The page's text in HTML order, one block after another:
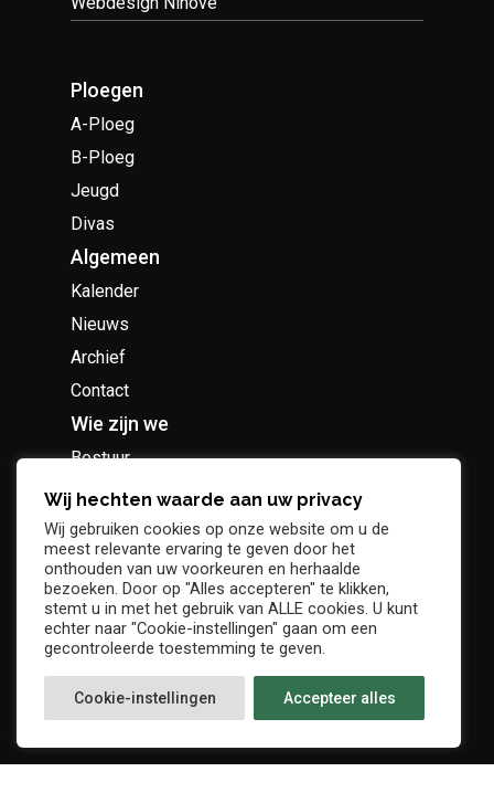
Ploegen
A-Ploeg
B-Ploeg
Jeugd
Divas
Algemeen
Kalender
Nieuws
Archief
Contact
Wie zijn we
Bestuur
Geschiedenis
Supportersclub
Socio Business Club
Wij hechten waarde aan uw privacy
Wij gebruiken cookies op onze website om u de
meest relevante ervaring te geven door het
onthouden van uw voorkeuren en herhaalde
bezoeken. Door op "Alles accepteren" te klikken,
stemt u in met het gebruik van ALLE cookies. U kunt
echter naar "Cookie-instellingen" gaan om een
gecontroleerde toestemming te geven.
Cookie-instellingen Accepteer alles